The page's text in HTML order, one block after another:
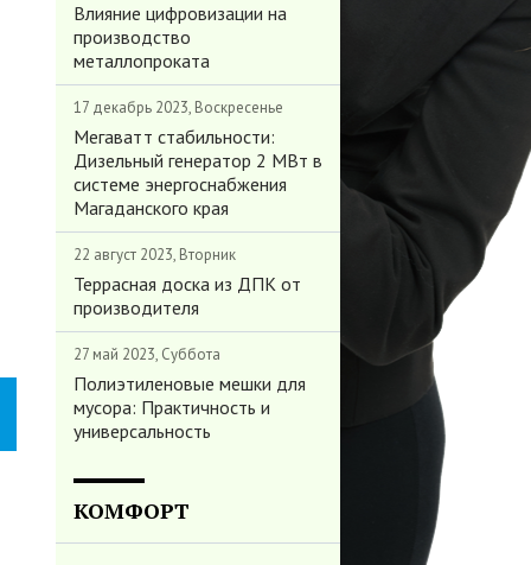
Влияние цифровизации на
производство
металлопроката
17 декабрь 2023, Воскресенье
Мегаватт стабильности:
Дизельный генератор 2 МВт в
системе энергоснабжения
Магаданского края
22 август 2023, Вторник
Террасная доска из ДПК от
производителя
27 май 2023, Суббота
Полиэтиленовые мешки для
мусора: Практичность и
универсальность
КОМФОРТ